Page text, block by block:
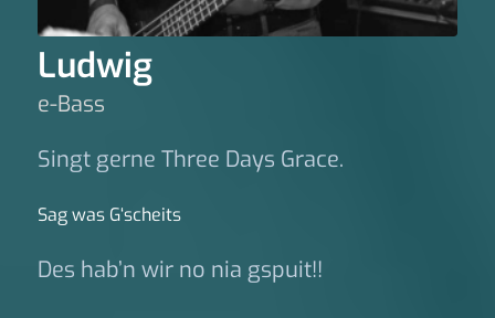
Ludwig
e-Bass
Singt gerne Three Days Grace.
Sag was G‘scheits
Des hab’n wir no nia gspuit!!